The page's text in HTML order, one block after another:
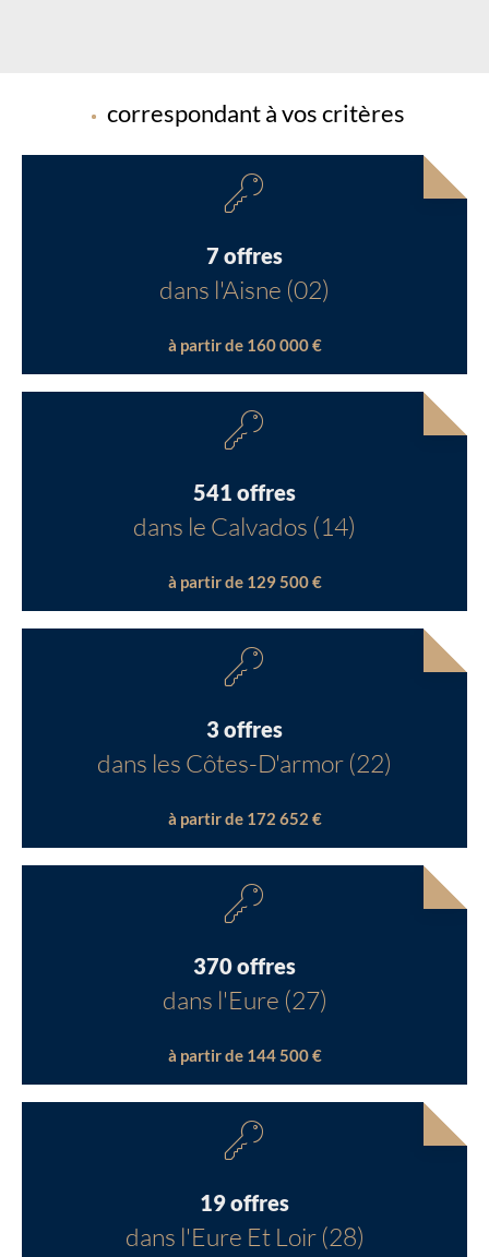
Chargement...
correspondant à vos critères
7 offres
dans l'Aisne (02)
à partir de 160 000 €
541 offres
dans le Calvados (14)
à partir de 129 500 €
3 offres
dans les Côtes-D'armor (22)
à partir de 172 652 €
370 offres
dans l'Eure (27)
à partir de 144 500 €
19 offres
dans l'Eure Et Loir (28)